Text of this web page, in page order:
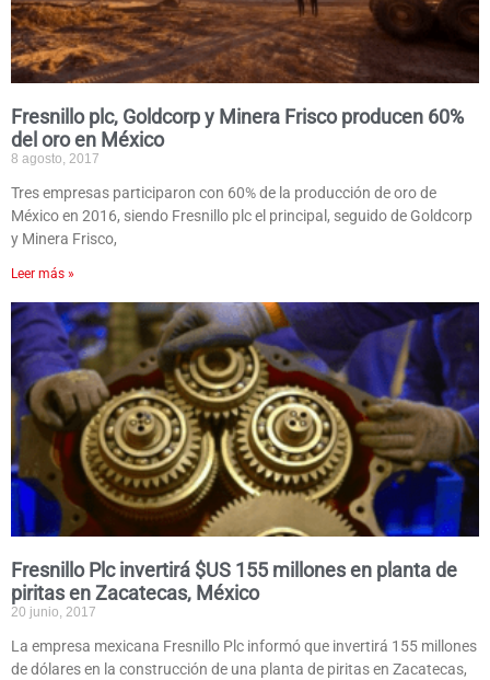
Fresnillo plc, Goldcorp y Minera Frisco producen 60%
del oro en México
8 agosto, 2017
Tres empresas participaron con 60% de la producción de oro de
México en 2016, siendo Fresnillo plc el principal, seguido de Goldcorp
y Minera Frisco,
Leer más »
Fresnillo Plc invertirá $US 155 millones en planta de
piritas en Zacatecas, México
20 junio, 2017
La empresa mexicana Fresnillo Plc informó que invertirá 155 millones
de dólares en la construcción de una planta de piritas en Zacatecas,